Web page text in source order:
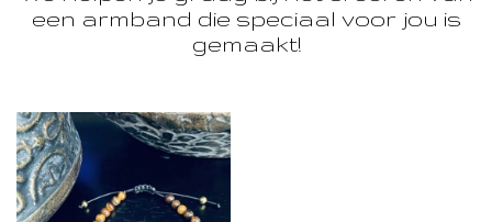
een armband die speciaal voor jou is
gemaakt!